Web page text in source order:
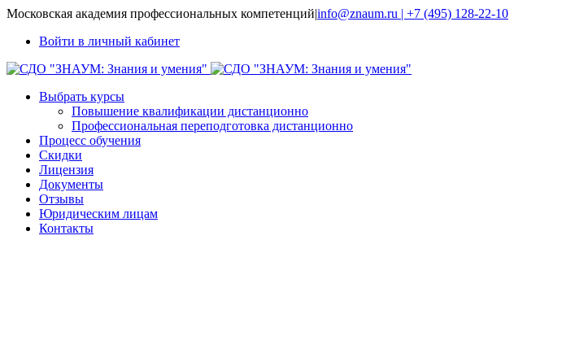
Московская академия профессиональных компетенций|info@znaum.ru | +7 (495) 128-22-10
Войти в личный кабинет
Выбрать курсы
Повышение квалификации дистанционно
Профессиональная переподготовка дистанционно
Процесс обучения
Скидки
Лицензия
Документы
Отзывы
Юридическим лицам
Контакты